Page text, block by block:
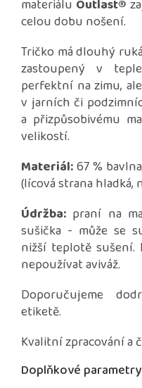
materiálu Outlast®
celou dobu nošení.
Tričko má dlouhý
zastoupený v
perfektní na zimu,
v jarních či
a přizpůsobivému
velikostí.
Materiál:67 %
(lícová strana hladká,
Údržba: praní na
sušička - může se
nižší teplotě sušení.
nepoužívat aviváž.
Doporučujeme
etiketě.
Kvalitní zpracování a
Doplňkové parametry